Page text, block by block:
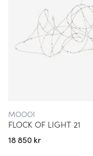
MOOOI
FLOCK OF LIGHT 21
18 850 kr